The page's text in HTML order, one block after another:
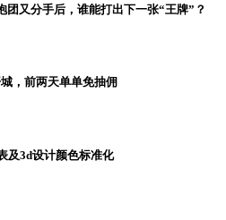
团又分手后，谁能打出下一张“王牌”？
，前两天单单免抽佣
及3d设计颜色标准化